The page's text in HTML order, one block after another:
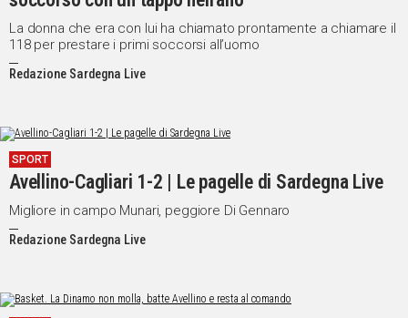
La donna che era con lui ha chiamato prontamente a chiamare il
118 per prestare i primi soccorsi all’uomo
Redazione Sardegna Live
SPORT
Avellino-Cagliari 1-2 | Le pagelle di Sardegna Live
Migliore in campo Munari, peggiore Di Gennaro
Redazione Sardegna Live